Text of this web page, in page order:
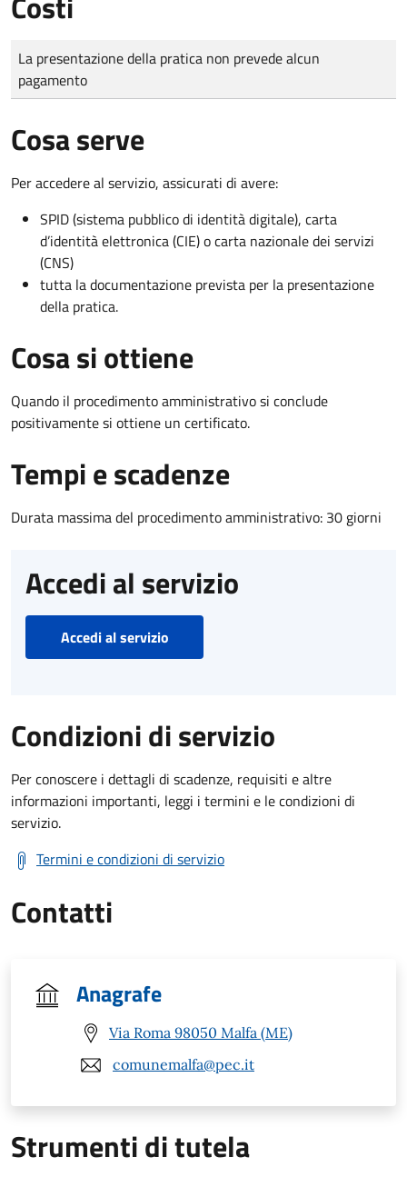
Tipo di pagamento
Importo
La presentazione della pratica non prevede alcun
pagamento
Cosa serve
Per accedere al servizio, assicurati di avere:
SPID (sistema pubblico di identità digitale), carta
d’identità elettronica (CIE) o carta nazionale dei servizi
(CNS)
tutta la documentazione prevista per la presentazione
della pratica.
Cosa si ottiene
Quando il procedimento amministrativo si conclude
positivamente si ottiene un certificato.
Tempi e scadenze
Durata massima del procedimento amministrativo: 30 giorni
Accedi al servizio
Accedi al servizio
Condizioni di servizio
Per conoscere i dettagli di scadenze, requisiti e altre
informazioni importanti, leggi i termini e le condizioni di
servizio.
Termini e condizioni di servizio
Contatti
Anagrafe
Via Roma 98050 Malfa (ME)
comunemalfa@pec.it
Strumenti di tutela